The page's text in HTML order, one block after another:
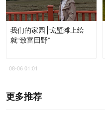
我们的家园┃戈壁滩上绘
就“致富田野”
08-06 01:01
更多推荐